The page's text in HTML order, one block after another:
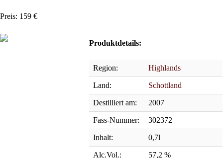
Preis: 159 €
Produktdetails:
Region: Highlands
Land: Schottland
Destilliert am: 2007
Fass-Nummer: 302372
Inhalt: 0,7l
Alc.Vol.: 57,2 %